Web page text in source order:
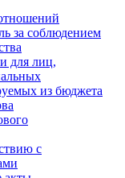
за соблюдением
для лиц,
из бюджета
с